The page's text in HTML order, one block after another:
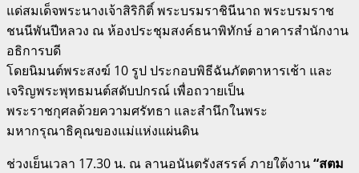
แด่สมเด็จพระนางเจ้าสิริกิติ์ พระบรมราชินีนาถ พระบรมราช
ชนนีพันปีหลวง ณ ห้องประชุมสงค์ธนาพิทักษ์ อาคารสำนักงาน
อธิการบดี
โดยนิมนต์พระสงฆ์ 10 รูป ประกอบพิธีฉันภัตตาหารเช้า และ
เจริญพระพุทธมนต์สดับปกรณ์ เพื่อถวายเป็น
พระราชกุศลด้วยความศรัทธา และสำนึกในพระ
มหากรุณาธิคุณของแม่แห่งแผ่นดิน
ช่วงเย็นเวลา 17.30 น. ณ ลานอนันตรังสรรค์ ภายใต้งาน“สตม